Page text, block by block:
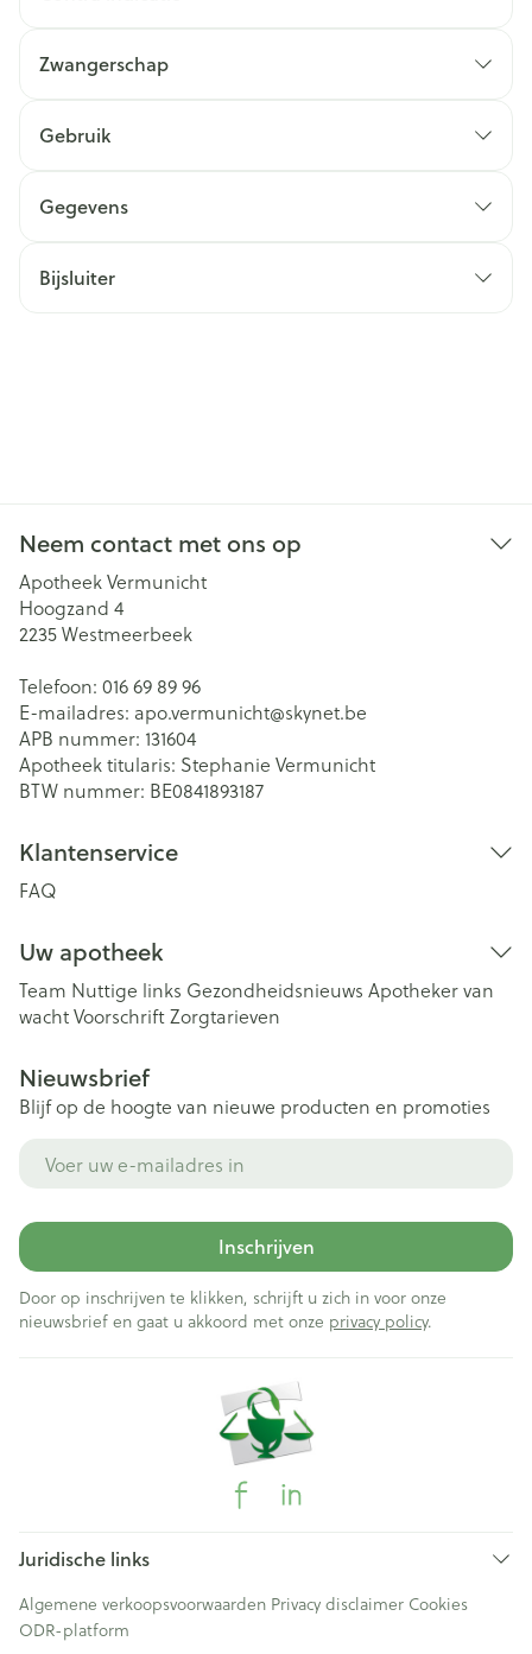
Zwangerschap
Gebruik
Gegevens
Bijsluiter
Neem contact met ons op
Apotheek Vermunicht
Hoogzand 4
2235Westmeerbeek
Telefoon: 016 69 89 96
E-mailadres: apo.vermunicht@skynet.be
APB nummer: 131604
Apotheek titularis: Stephanie Vermunicht
BTW nummer: BE0841893187
Klantenservice
FAQ
Uw apotheek
Team Nuttige links Gezondheidsnieuws Apotheker van
wachtVoorschriftZorgtarieven
Nieuwsbrief
Blijf op de hoogte van nieuwe producten en promoties
Inschrijven
Door op inschrijven te klikken, schrijft u zich in voor onze
nieuwsbrief en gaat u akkoord met onze privacy policy.
Juridische links
Algemene verkoopsvoorwaarden Privacy disclaimer Cookies
ODR-platform